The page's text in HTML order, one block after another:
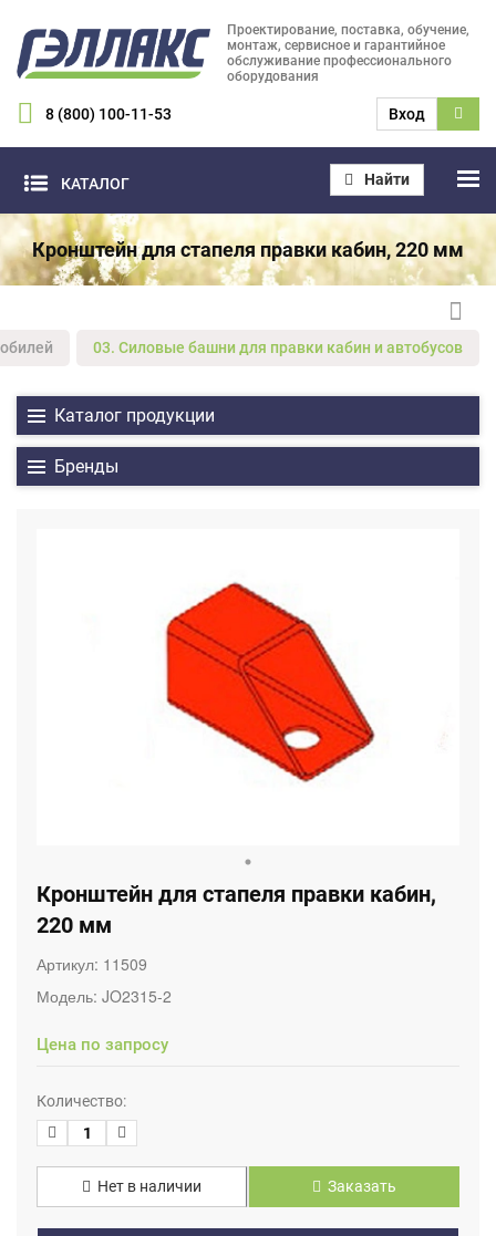
Проектирование, поставка, обучение,
монтаж, сервисное и гарантийное
обслуживание профессионального
оборудования
8 (800) 100-11-53 Вход
КАТАЛОГ Найти
Кронштейн для стапеля правки кабин, 220 мм
03. Силовые башни для правки кабин и автобусов
Каталог продукции
Бренды
Кронштейн для стапеля правки кабин,
220 мм
Артикул: 11509
Модель: JO2315-2
Цена по запросу
Количество:
Нет в наличии Заказать